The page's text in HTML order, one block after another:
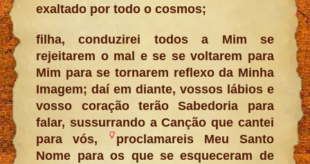
exaltado por todo o cosmos;
filha, conduzirei todos a Mim se
rejeitarem o mal e se se voltarem para
Mim para se tornarem reflexo da Minha
Imagem; daí em diante, vossos lábios e
vosso coração terão Sabedoria para
falar, sussurrando a Canção que cantei
para vós,
proclamareis Meu Santo
Nome para os que se esqueceram de